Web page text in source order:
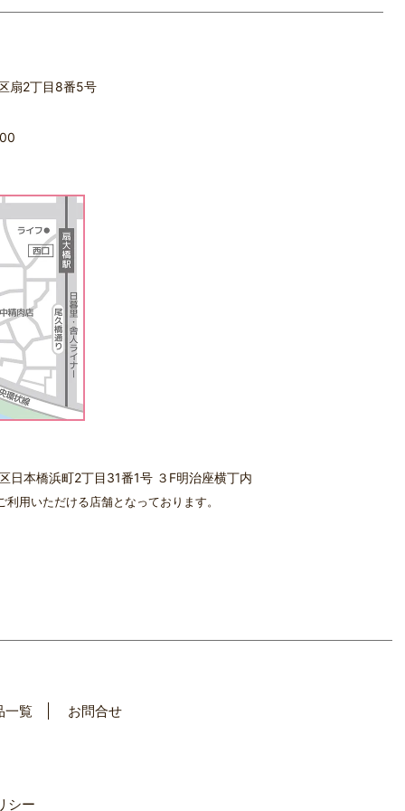
扇2丁目8番5号
日本橋浜町2丁目31番1号 ３F明治座横丁内
用いただける店舗となっております。
一覧 お問合せ
シー